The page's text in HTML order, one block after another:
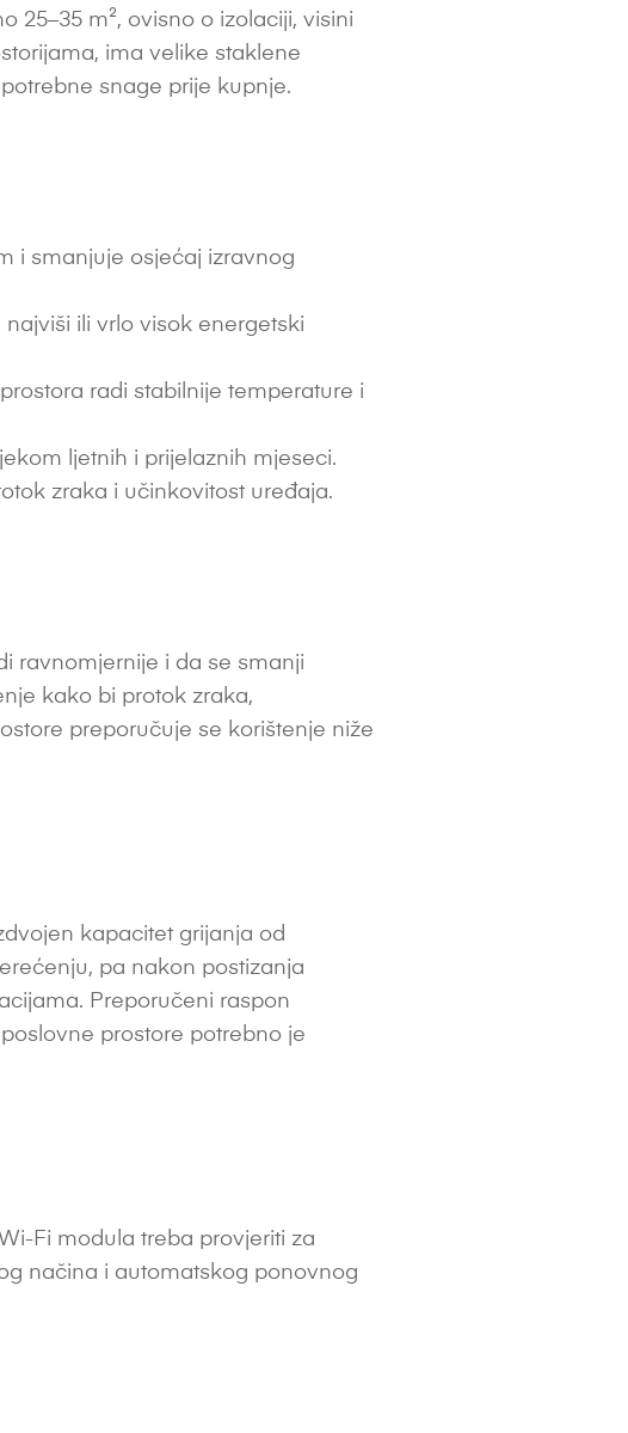
25–35 m², ovisno o izolaciji, visini
ima velike staklene
snage prije kupnje.
i smanjuje osjećaj izravnog
ili vrlo visok energetski
radi stabilnije temperature i
ljetnih i prijelaznih mjeseci.
zraka i učinkovitost uređaja.
ravnomjernije i da se smanji
kako bi protok zraka,
preporučuje se korištenje niže
kapacitet grijanja od
pa nakon postizanja
Preporučeni raspon
prostore potrebno je
Fi modula treba provjeriti za
načina i automatskog ponovnog